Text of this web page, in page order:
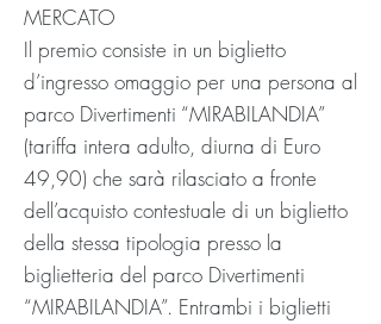
MERCATO
Il premio consiste in un biglietto
d’ingresso omaggio per una persona al
parco Divertimenti “MIRABILANDIA”
(tariffa intera adulto, diurna di Euro
49,90) che sarà rilasciato a fronte
dell’acquisto contestuale di un biglietto
della stessa tipologia presso la
biglietteria del parco Divertimenti
“MIRABILANDIA”. Entrambi i biglietti